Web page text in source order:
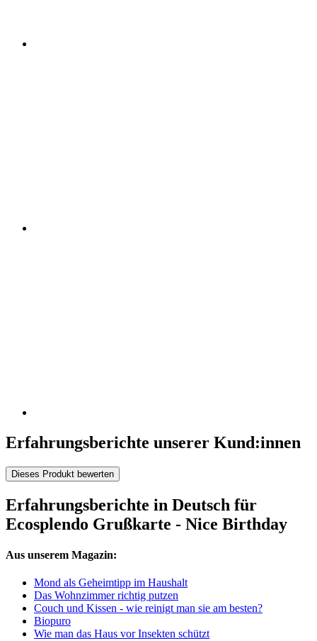
Erfahrungsberichte unserer Kund:innen
Dieses Produkt bewerten
Erfahrungsberichte in Deutsch für
Ecosplendo Grußkarte - Nice Birthday
Aus unserem Magazin:
Mond als Geheimtipp im Haushalt
Das Wohnzimmer richtig putzen
Couch und Kissen - wie reinigt man sie am besten?
Biopuro
Wie man das Haus vor Insekten schützt